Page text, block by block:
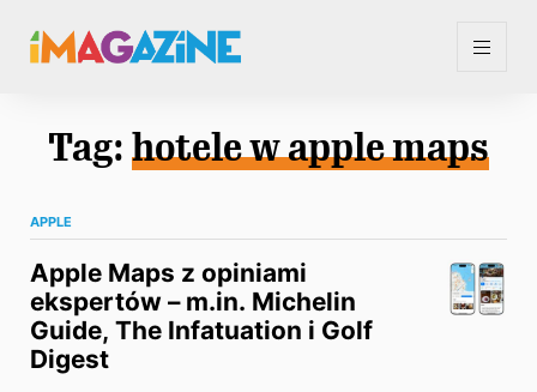
Tag: hotele w apple maps
APPLE
Apple Maps z opiniami
ekspertów – m.in. Michelin
Guide, The Infatuation i Golf
Digest